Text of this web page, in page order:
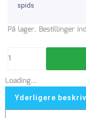
spids
På lager. Bestillinger
Lauridsen
50
manchet
EPDM
t/beton/plast,
Loading...
Yderligere